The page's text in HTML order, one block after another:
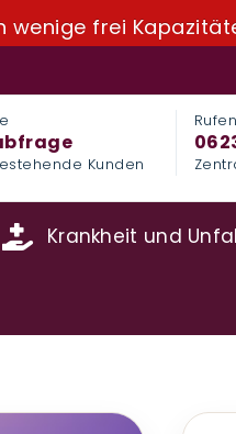
frei Kapazitäten
Kunden
Krankheit und